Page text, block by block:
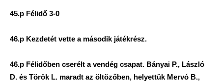
45.p Félidő 3-0
46.p Kezdetét vette a második játékrész.
46.p Félidőben cserélt a vendég csapat. Bányai P., László
D. és Török L. maradt az öltözőben, helyettük Mervó B.,